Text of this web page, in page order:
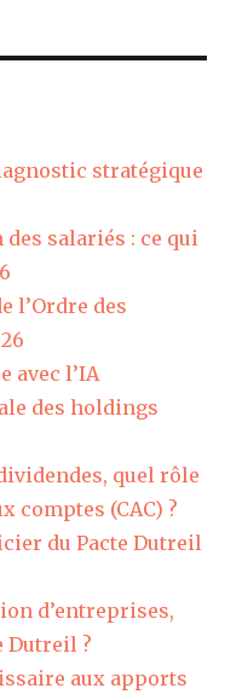
stratégique
salariés : ce qui
l’Ordre des
avec l’IA
des holdings
quel rôle
comptes (CAC) ?
du Pacte Dutreil
d’entreprises,
Dutreil ?
aux apports